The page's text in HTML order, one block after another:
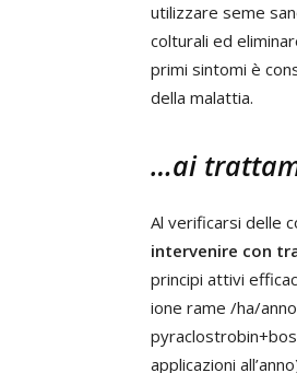
utilizzare seme
colturali ed
primi sintomi è
della malattia.
…ai
Al verificarsi delle
intervenire con
principi attivi
ione rame /ha/
applicazioni